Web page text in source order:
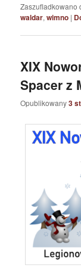
Zaszufladkowano
waldar,wimno |
XIX
Spacer z
Opublikowany3